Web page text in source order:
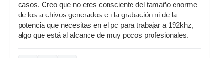
casos. Creo que no eres consciente del tamaño enorme
de los archivos generados en la grabación ni de la
potencia que necesitas en el pc para trabajar a 192khz,
algo que está al alcance de muy pocos profesionales.